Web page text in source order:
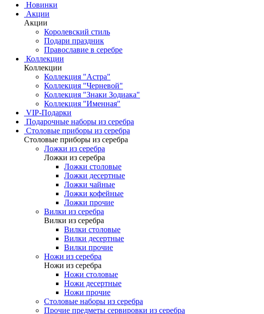
Новинки
Акции
Акции
Королевский стиль
Подари праздник
Православие в серебре
Коллекции
Коллекции
Коллекция "Астра"
Коллекция "Черневой"
Коллекция "Знаки Зодиака"
Коллекция "Именная"
VIP-Подарки
Подарочные наборы из серебра
Столовые приборы из серебра
Столовые приборы из серебра
Ложки из серебра
Ложки из серебра
Ложки столовые
Ложки десертные
Ложки чайные
Ложки кофейные
Ложки прочие
Вилки из серебра
Вилки из серебра
Вилки столовые
Вилки десертные
Вилки прочие
Ножи из серебра
Ножи из серебра
Ножи столовые
Ножи десертные
Ножи прочие
Столовые наборы из серебра
Прочие предметы сервировки из серебра